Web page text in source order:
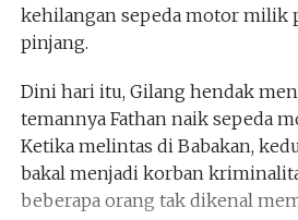
kehilangan sepeda motor milik
pinjang.
Dini hari itu, Gilang hendak
temannya Fathan naik sepeda
Ketika melintas di Babakan,
bakal menjadi korban
beberapa orang tak dikenal